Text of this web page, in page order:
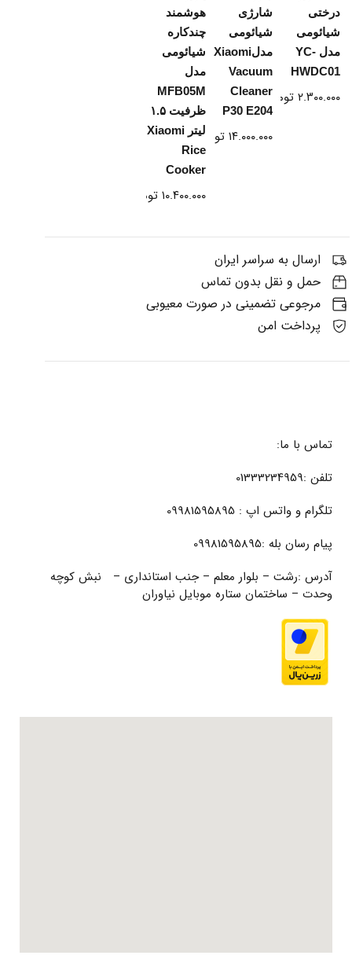
درختی
شیائومی
مدل YC-
HWDC01
۲.۳۰۰.۰۰۰ تومان
شارژی
شیائومی
مدلXiaomi
Vacuum
Cleaner
P30 E204
۱۴.۰۰۰.۰۰۰ تومان
هوشمند
چندکاره
شیائومی
مدل
MFB05M
ظرفیت ۱.۵
لیتر Xiaomi
Rice
Cooker
۱۰.۴۰۰.۰۰۰ تومان
ارسال به سراسر ایران
حمل و نقل بدون تماس
مرجوعی تضمینی در صورت معیوبی
پرداخت امن
تماس با ما:
تلفن :01333234959
تلگرام و واتس اپ : 09981595895
پیام رسان بله :09981595895
آدرس :رشت – بلوار معلم – جنب استانداری – نبش کوچه
وحدت – ساختمان ستاره موبایل نیاوران